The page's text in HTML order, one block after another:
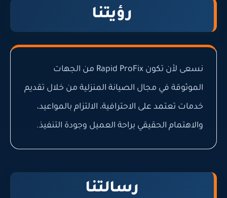
رؤيتنا
نسعى لأن تكون Rapid ProFix من الجهات
الموثوقة في مجال الصيانة المنزلية من خلال تقديم
خدمات تعتمد على الاحترافية، الالتزام بالمواعيد،
والاهتمام الحقيقي براحة العميل وجودة التنفيذ.
رسالتنا